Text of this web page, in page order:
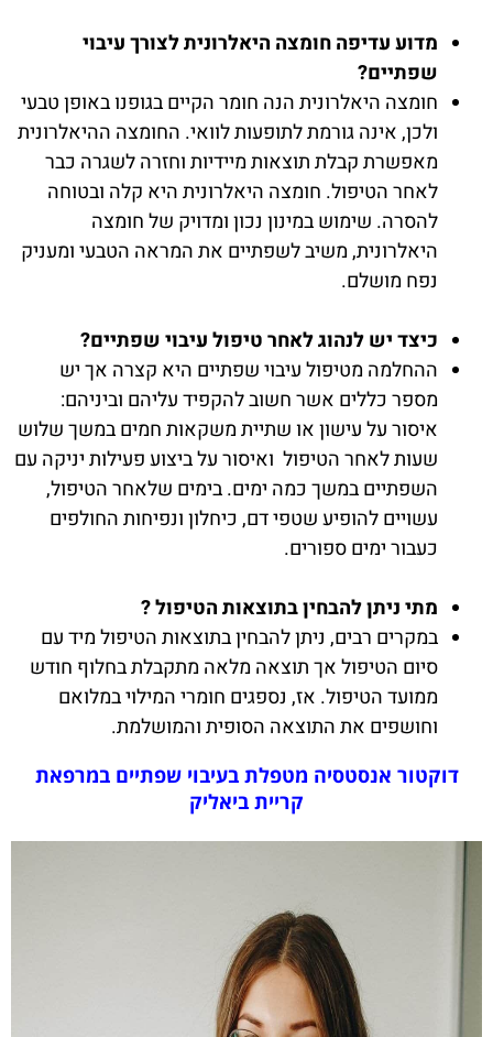
מדוע עדיפה חומצה היאלרונית לצורך עיבוי
שפתיים?
חומצה היאלרונית הנה חומר הקיים בגופנו באופן טבעי
ולכן, אינה גורמת לתופעות לוואי. החומצה ההיאלרונית
מאפשרת קבלת תוצאות מיידיות וחזרה לשגרה כבר
לאחר הטיפול. חומצה היאלרונית היא קלה ובטוחה
להסרה. שימוש במינון נכון ומדויק של חומצה
היאלרונית, משיב לשפתיים את המראה הטבעי ומעניק
נפח מושלם.
כיצד יש לנהוג לאחר טיפול עיבוי שפתיים?
ההחלמה מטיפול עיבוי שפתיים היא קצרה אך יש
מספר כללים אשר חשוב להקפיד עליהם וביניהם:
איסור על עישון או שתיית משקאות חמים במשך שלוש
שעות לאחר הטיפול ואיסור על ביצוע פעילות יניקה עם
השפתיים במשך כמה ימים. בימים שלאחר הטיפול,
עשויים להופיע שטפי דם, כיחלון ונפיחות החולפים
כעבור ימים ספורים.
מתי ניתן להבחין בתוצאות הטיפול ?
במקרים רבים, ניתן להבחין בתוצאות הטיפול מיד עם
סיום הטיפול אך תוצאה מלאה מתקבלת בחלוף חודש
ממועד הטיפול. אז, נספגים חומרי המילוי במלואם
וחושפים את התוצאה הסופית והמושלמת.
דוקטור אנסטסיה מטפלת בעיבוי שפתיים במרפאת
קריית ביאליק